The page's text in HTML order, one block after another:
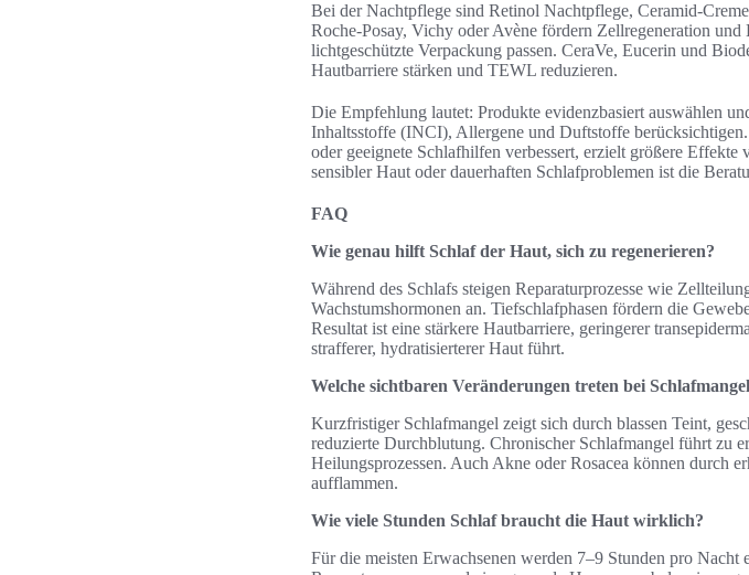
Bei der Nachtpflege sind Retinol Nachtpflege, Ceramid-
Roche-Posay, Vichy oder Avène fördern Zellregeneration
lichtgeschützte Verpackung passen. CeraVe, Eucerin und
Hautbarriere stärken und TEWL reduzieren.
Die Empfehlung lautet: Produkte evidenzbasiert auswählen
Inhaltsstoffe (INCI), Allergene und Duftstoffe
oder geeignete Schlafhilfen verbessert, erzielt größere
sensibler Haut oder dauerhaften Schlafproblemen ist die
FAQ
Wie genau hilft Schlaf der Haut, sich zu regenerieren?
Während des Schlafs steigen Reparaturprozesse wie
Wachstumshormonen an. Tiefschlafphasen fördern die
Resultat ist eine stärkere Hautbarriere, geringerer
strafferer, hydratisierterer Haut führt.
Welche sichtbaren Veränderungen treten bei
Kurzfristiger Schlafmangel zeigt sich durch blassen Teint,
reduzierte Durchblutung. Chronischer Schlafmangel führt zu
Heilungsprozessen. Auch Akne oder Rosacea können durch
aufflammen.
Wie viele Stunden Schlaf braucht die Haut wirklich?
Für die meisten Erwachsenen werden 7–9 Stunden pro